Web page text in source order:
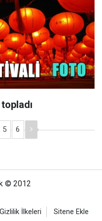
5 6
© 2012
Gizlilik İlkeleri Sitene Ekle